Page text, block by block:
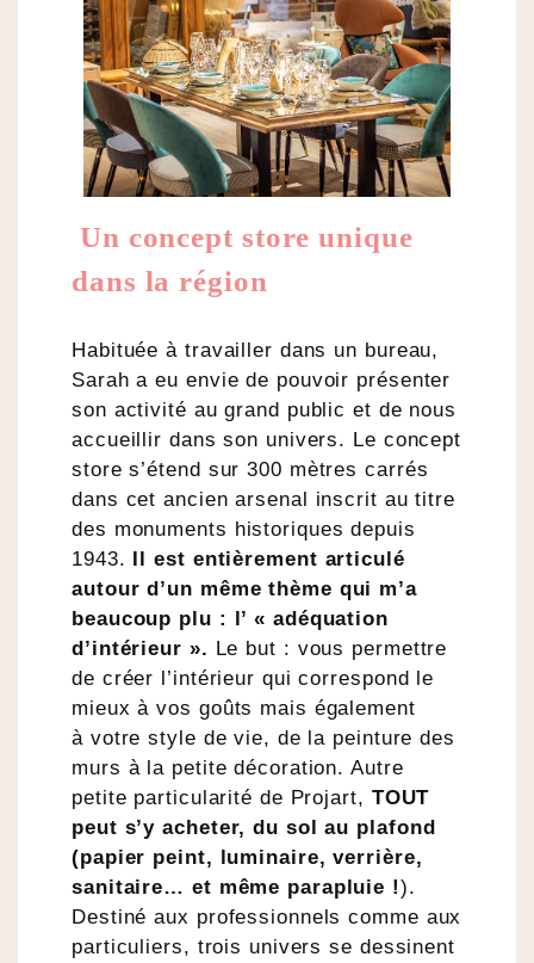
Un concept store unique
dans la région
Habituée à travailler dans un bureau,
Sarah a eu envie de pouvoir présenter
son activité au grand public et de nous
accueillir dans son univers. Le concept
store s’étend sur 300 mètres carrés
dans cet ancien arsenal inscrit au titre
des monuments historiques depuis
1943. Il est entièrement articulé
autour d’un même thème qui m’a
beaucoup plu : l’ « adéquation
d’intérieur ». Le but : vous permettre
de créer l’intérieur qui correspond le
mieux à vos goûts mais également
à votre style de vie, de la peinture des
murs à la petite décoration. Autre
petite particularité de Projart, TOUT
peut s’y acheter, du sol au plafond
(papier peint, luminaire, verrière,
sanitaire… et même parapluie !).
Destiné aux professionnels comme aux
particuliers, trois univers se dessinent